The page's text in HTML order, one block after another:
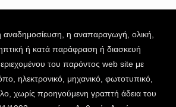
η αναπαραγωγή, ολική,
ή κατά παράφραση ή διασκευή
του παρόντος web site με
ηλεκτρονικό, μηχανικό, φωτοτυπικό,
χωρίς προηγούμενη γραπτή άδεια του